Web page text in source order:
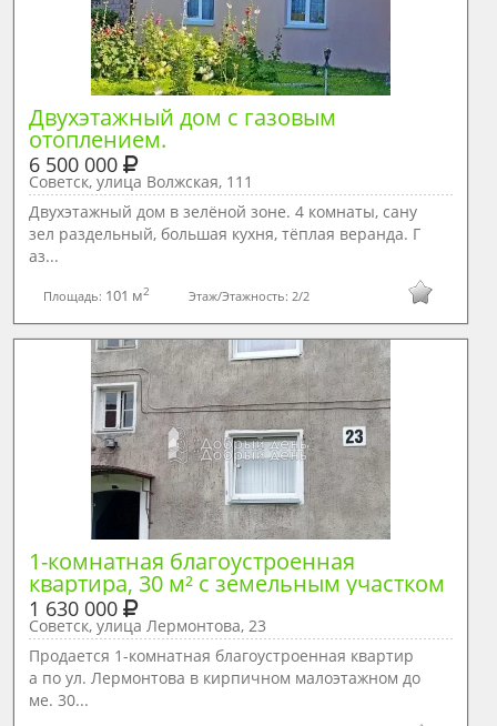
Двухэтажный дом с газовым
отоплением.
6 500 000
Советск, улица Волжская, 111
Двухэтажный дом в зелёной зоне. 4 комнаты, сану
зел раздельный, большая кухня, тёплая веранда. Г
аз...
Площадь: 101 м2 Этаж/Этажность: 2/2
1-комнатная благоустроенная
квартира, 30 м² с земельным участком
1 630 000
Советск, улица Лермонтова, 23
Продается 1-комнатная благоустроенная квартир
а по ул. Лермонтова в кирпичном малоэтажном до
ме. 30...